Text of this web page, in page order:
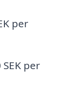
per
per